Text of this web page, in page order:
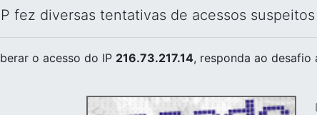
fez diversas tentativas de acessos
o acesso do IP 216.73.217.14, responda ao desafio